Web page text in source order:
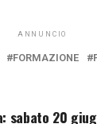
ANNUNCIO
FORMAZIONE
sabato 20